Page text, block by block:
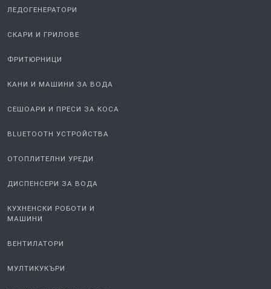
ЛЕДОГЕНЕРАТОРИ
СКАРИ И ГРИЛОВЕ
ФРИТЮРНИЦИ
КАНИ И МАШИНИ ЗА ВОДА
СЕШОАРИ И ПРЕСИ ЗА КОСА
BLUETOOTH УСТРОЙСТВА
ОТОПЛИТЕЛНИ УРЕДИ
ДИСПЕНСЕРИ ЗА ВОДА
КУХНЕНСКИ РОБОТИ И
МАШИНИ
ВЕНТИЛАТОРИ
МУЛТИКУКЪРИ